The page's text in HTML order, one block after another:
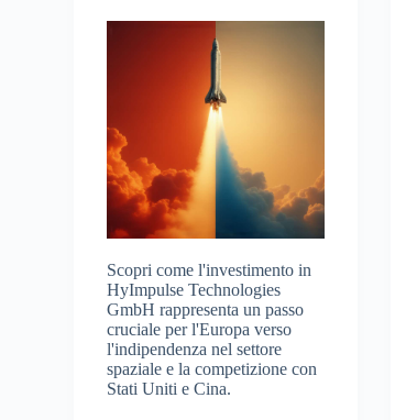
Scopri come l'investimento in
HyImpulse Technologies
GmbH rappresenta un passo
cruciale per l'Europa verso
l'indipendenza nel settore
spaziale e la competizione con
Stati Uniti e Cina.